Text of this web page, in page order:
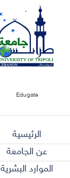
Edugate
الرئيسية
عن الجامعة
الموارد البشرية